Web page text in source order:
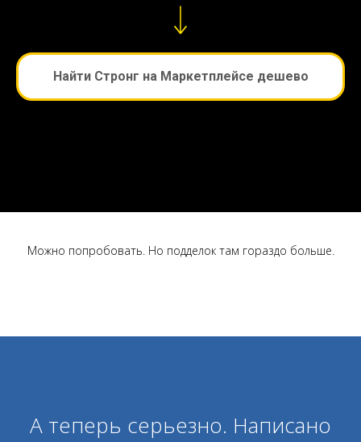
Найти Стронг на Маркетплейсе дешево
Можно попробовать. Но подделок там гораздо больше.
А теперь серьезно. Написано